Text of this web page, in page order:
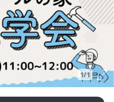
1/1